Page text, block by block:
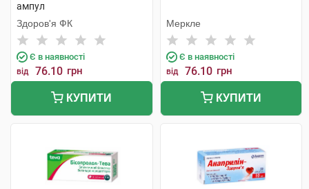
ампул
Здоров'я ФК
Є в наявності
від 76.10 грн
КУПИТИ
Меркле
Є в наявності
від 76.10 грн
КУПИТИ